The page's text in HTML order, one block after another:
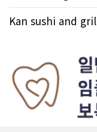
Kan sushi and